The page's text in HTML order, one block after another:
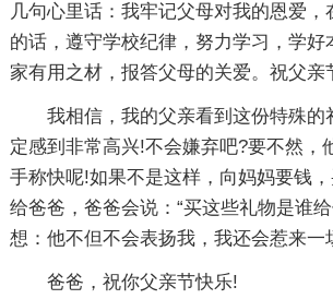
几句心里话：我牢记父母对我的恩爱，
的话，遵守学校纪律，努力学习，学好
家有用之材，报答父母的关爱。祝父亲
我相信，我的父亲看到这份特殊的
定感到非常高兴!不会嫌弃吧?要不然，
手称快呢!如果不是这样，向妈妈要钱
给爸爸，爸爸会说：“买这些礼物是谁
想：他不但不会表扬我，我还会惹来一
爸爸，祝你父亲节快乐!